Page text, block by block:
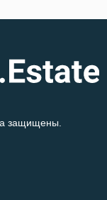
защищены.